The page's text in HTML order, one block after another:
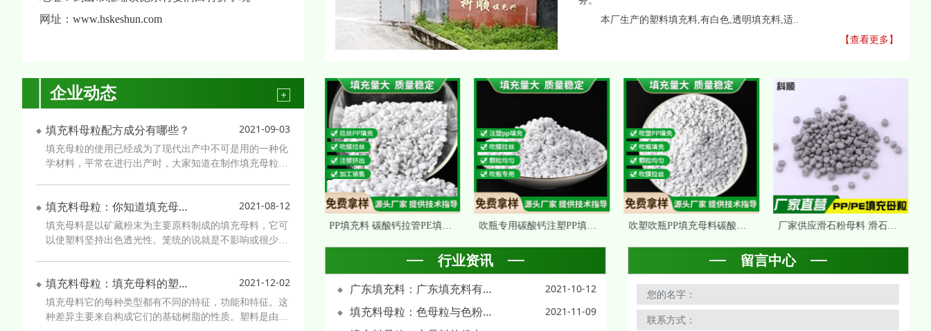
网址： www.hskeshun.com
本厂生产的塑料填充料,有白色,透明填充料,适..
【查看更多】
企业动态
填充料母粒配方成分有哪些？ 2021-09-03
填充母粒的使用已经成为了现代出产中不可是用的一种化
学材料，平常在进行出产时，大家知道在制作填充母粒时
依据母料的用处不同，载体树脂一般含量为10%~20%。
聚烯烃填充母粒所用载体树脂应当与所填充的塑料基
填充料母粒：你知道填充母料增白剂的使用方法吗？ 2021-08-12
填充母料是以矿藏粉末为主要原料制成的填充母料，它可
以使塑料坚持出色透光性。笼统的说就是不影响或很少影
的一种功用母料。增加份额的该母料到薄膜制品、片材制
品、注塑制品等产品中，对制品外观、物性基本
填充料母粒：填充母料的塑料的成分实际上来自大自然 2021-12-02
填充母料它的每种类型都有不同的特征，功能和特征。这
种差异主要来自构成它们的基础树脂的性质。塑料是由有
厂家供应滑石粉母料 滑石粉填充母粒 PE补强增硬母料增刚PP填充料
行业资讯
广东填充料：广东填充料有哪些主要成分?
2021-10-12
填充料母粒：色母粒与色粉相比的优点 2021-11-09
留言中心